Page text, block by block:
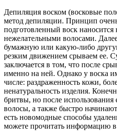
Депиляция воском (восковые
метод депиляции. Принцип
подготовленный воск наносится
нежелательными волосами.
бумажную или какую-либо
резким движением срываем ее.
заключается в том, что после
именно на ней. Однако у воска
числе: раздраженность кожи,
ненатуральность изделия.
бритвы, но после использования
волосы, а также быстро
есть новомодные способы
можете прочитать информацию в